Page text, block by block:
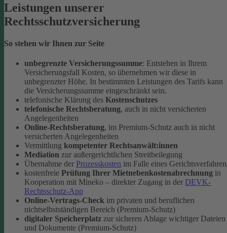
Leistungen unserer
Rechtsschutzversicherung
So stehen wir Ihnen zur Seite
unbegrenzte Versicherungssumme: Entstehen in Ihrem
Versicherungsfall Kosten, so übernehmen wir diese in
unbegrenzter Höhe. In bestimmten Leistungen des Tarifs kann
die Versicherungssumme eingeschränkt sein.
telefonische Klärung des Kostenschutzes
telefonische Rechtsberatung, auch in nicht versicherten
Angelegenheiten
Online-Rechtsberatung, im Premium-Schutz auch in nicht
versicherten Angelegenheiten
Vermittlung kompetenter Rechtsanwält:innen
Mediation zur außergerichtlichen Streitbeilegung
Übernahme der Prozesskosten im Falle eines
kostenfreie Prüfung Ihrer Mietnebenkostenabrechnung in
Kooperation mit Mineko – direkter Zugang in der DEVK-
Rechtsschutz-App
Online-Vertrags-Check im privaten und beruflichen
nichtselbstständigen Bereich (Premium-Schutz)
digitaler Speicherplatz zur sicheren Ablage wichtiger Dateien
und Dokumente (Premium-Schutz)